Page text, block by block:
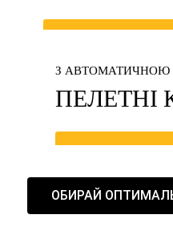
З АВТОМАТИЧНОЮ
ПЕЛЕТНІ
ОБИРАЙ